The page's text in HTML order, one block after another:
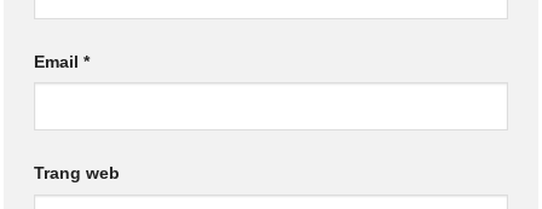
Email *
Trang web